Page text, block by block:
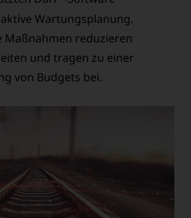
Wartungsplanung.
Maßnahmen reduzieren
und tragen zu einer
von Budgets bei.